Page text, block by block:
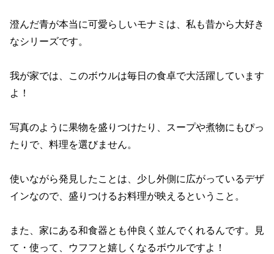
澄んだ青が本当に可愛らしいモナミは、私も昔から大好き
なシリーズです。
我が家では、このボウルは毎日の食卓で大活躍しています
よ！
写真のように果物を盛りつけたり、スープや煮物にもぴっ
たりで、料理を選びません。
使いながら発見したことは、少し外側に広がっているデザ
インなので、盛りつけるお料理が映えるということ。
また、家にある和食器とも仲良く並んでくれるんです。見
て・使って、ウフフと嬉しくなるボウルですよ！